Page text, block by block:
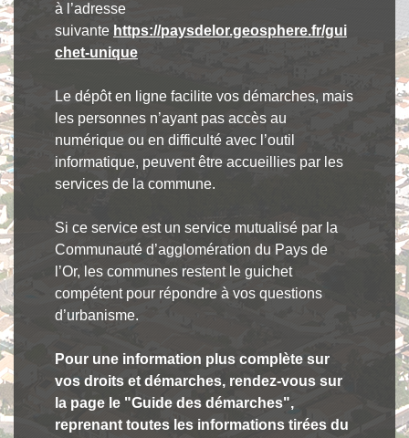
à l’adresse
suivante https://paysdelor.geosphere.fr/gui
chet-unique
Le dépôt en ligne facilite vos démarches, mais
les personnes n’ayant pas accès au
numérique ou en difficulté avec l’outil
informatique, peuvent être accueillies par les
services de la commune.
Si ce service est un service mutualisé par la
Communauté d’agglomération du Pays de
l’Or, les communes restent le guichet
compétent pour répondre à vos questions
d’urbanisme.
Pour une information plus complète sur
vos droits et démarches, rendez-vous sur
la page le "Guide des démarches",
reprenant toutes les informations tirées du